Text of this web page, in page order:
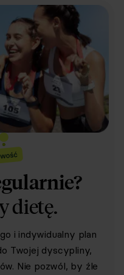
dietę.
i indywidualny plan
Twojej dyscypliny,
Nie pozwól, by źle